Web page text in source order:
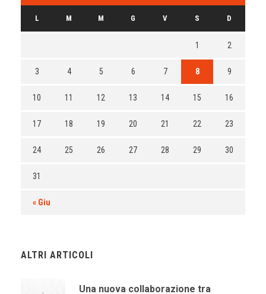
L M M G V S D
« Giu
1 2
3 4 5 6 7 8 9
10 11 12 13 14 15 16
17 18 19 20 21 22 23
24 25 26 27 28 29 30
31
ALTRI ARTICOLI
Una nuova collaborazione tra